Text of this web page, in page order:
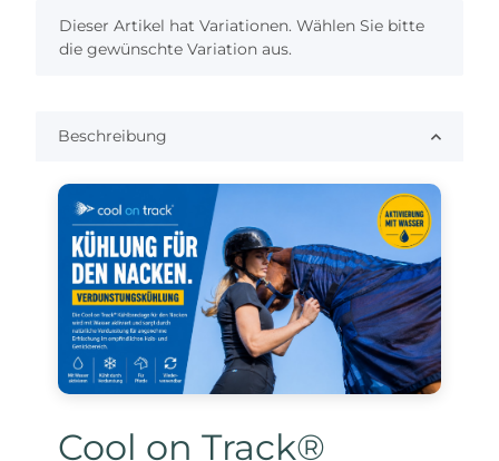
x
Dieser Artikel hat Variationen. Wählen Sie bitte
die gewünschte Variation aus.
Beschreibung
Cool on Track®